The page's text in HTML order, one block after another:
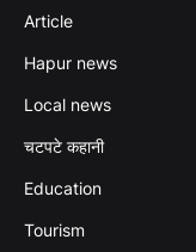
Article
Hapur news
Local news
चटपटे कहानी
Education
Tourism